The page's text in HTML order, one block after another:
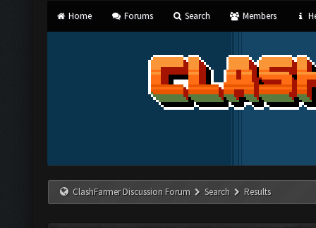
Home Forums Search Members
ClashFarmer Discussion Forum Search Results